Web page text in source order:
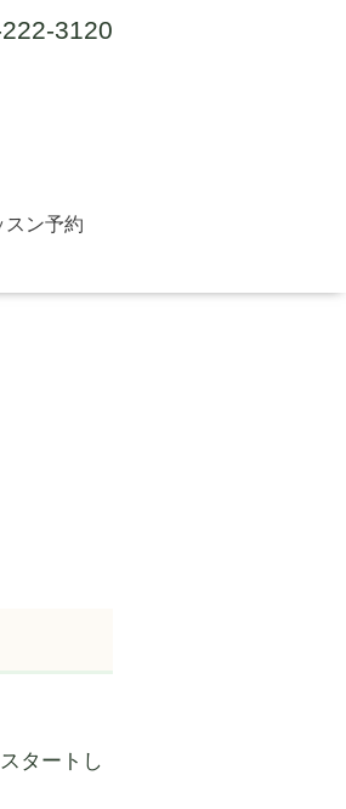
3120
スン予約
タートし